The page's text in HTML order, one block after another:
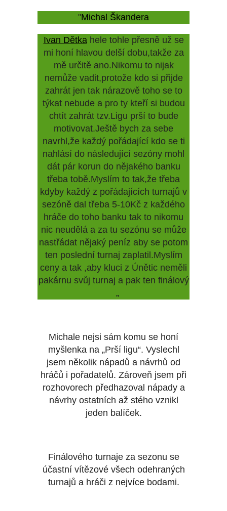
"Michal Škandera
Ivan Dětkahele tohle přesně už se
mi honí hlavou delší dobu,takže za
mě určitě ano.Nikomu to nijak
nemůže vadit,protože kdo si přijde
zahrát jen tak nárazově toho se to
týkat nebude a pro ty kteří si budou
chtít zahrát tzv.Ligu prší to bude
motivovat.Ještě bych za sebe
navrhl,že každý pořádající kdo se ti
nahlásí do následující sezóny mohl
dát pár korun do nějakého banku
třeba tobě.Myslím to tak,že třeba
kdyby každý z pořádajících turnajů v
sezóně dal třeba 5-10Kč z každého
hráče do toho banku tak to nikomu
nic neudělá a za tu sezónu se může
nastřádat nějaký peníz aby se potom
ten poslední turnaj zaplatil.Myslím
ceny a tak ,aby kluci z Únětic neměli
pakárnu svůj turnaj a pak ten finálový
„
Michale nejsi sám komu se honí
myšlenka na „Prší ligu“. Vyslechl
jsem několik nápadů a návrhů od
hráčů i pořadatelů. Zároveň jsem při
rozhovorech předhazoval nápady a
návrhy ostatních až stého vznikl
jeden balíček.
Finálového turnaje za sezonu se
účastní vítězové všech odehraných
turnajů a hráči z nejvíce bodami.